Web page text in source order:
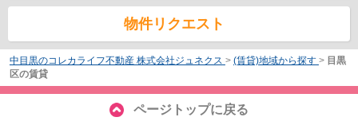
物件リクエスト
中目黒のコレカライフ不動産 株式会社ジュネクス > (賃貸)地域から探す > 目黒
区の賃貸
ページトップに戻る